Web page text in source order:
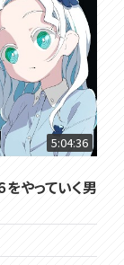
5:04:36
をやっていく男